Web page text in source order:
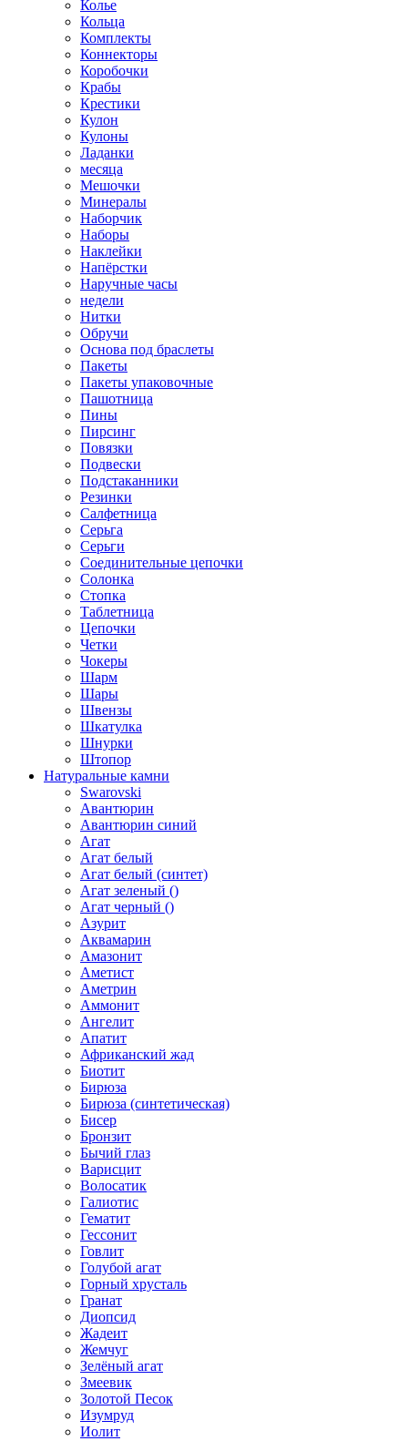
Колье
Кольца
Комплекты
Коннекторы
Коробочки
Крабы
Крестики
Кулон
Кулоны
Ладанки
месяца
Мешочки
Минералы
Наборчик
Наборы
Наклейки
Напёрстки
Наручные часы
недели
Нитки
Обручи
Основа под браслеты
Пакеты
Пакеты упаковочные
Пашотница
Пины
Пирсинг
Повязки
Подвески
Подстаканники
Резинки
Салфетница
Серьга
Серьги
Соединительные цепочки
Солонка
Стопка
Таблетница
Цепочки
Четки
Чокеры
Шарм
Шары
Швензы
Шкатулка
Шнурки
Штопор
Натуральные камни
Swarovski
Авантюрин
Авантюрин синий
Агат
Агат белый
Агат белый (синтет)
Агат зеленый ()
Агат черный ()
Азурит
Аквамарин
Амазонит
Аметист
Аметрин
Аммонит
Ангелит
Апатит
Африканский жад
Биотит
Бирюза
Бирюза (синтетическая)
Бисер
Бронзит
Бычий глаз
Варисцит
Волосатик
Галиотис
Гематит
Гессонит
Говлит
Голубой агат
Горный хрусталь
Гранат
Диопсид
Жадеит
Жемчуг
Зелёный агат
Змеевик
Золотой Песок
Изумруд
Иолит